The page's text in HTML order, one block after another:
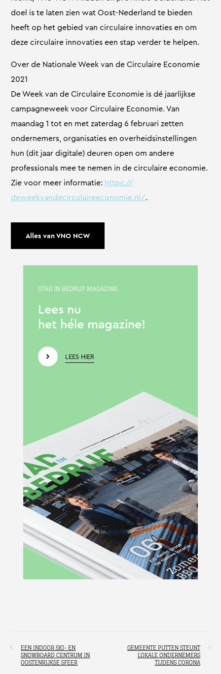
doel is te laten zien wat Oost-Nederland te bieden
heeft op het gebied van circulaire innovaties en om
deze circulaire innovaties een stap verder te helpen.
Over de Nationale Week van de Circulaire Economie
2021
De Week van de Circulaire Economie is dé jaarlijkse
campagneweek voor Circulaire Economie. Van
maandag 1 tot en met zaterdag 6 februari zetten
ondernemers, organisaties en overheidsinstellingen
hun (dit jaar digitale) deuren open om andere
professionals mee te nemen in de circulaire economie.
Zie voor meer informatie: https://
deweekvandecirculaireeconomie.nl/.
Alles van VNO NCW
STAD IN BEDRIJF MAGAZINE
Lees nu
het héle magazine!
LEES HIER
EEN INDOOR SKI- EN
SNOWBOARD CENTRUM IN
OOSTENRIJKSE SFEER
GEMEENTE PUTTEN STEUNT
LOKALE ONDERNEMERS
TIJDENS CORONA